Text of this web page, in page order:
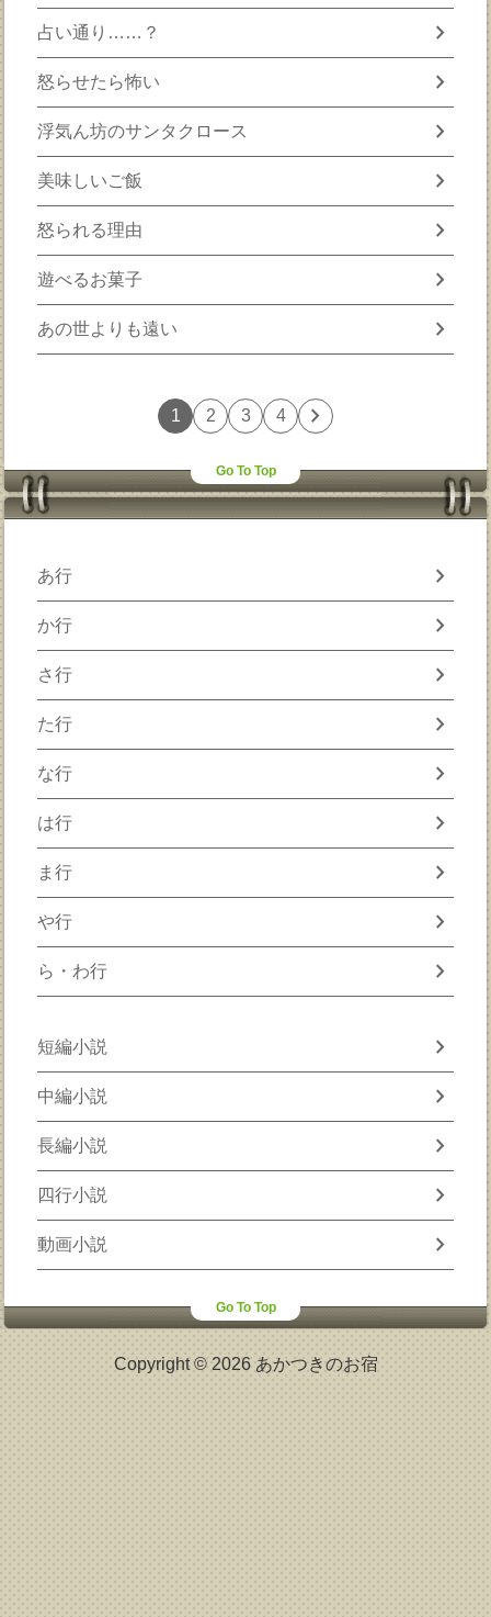
占い通り……？ chevron_right
怒らせたら怖い chevron_right
浮気ん坊のサンタクロース chevron_right
美味しいご飯 chevron_right
怒られる理由 chevron_right
遊べるお菓子 chevron_right
あの世よりも遠い chevron_right
1 2 3 4 chevron_right
Go To Top
あ行 chevron_right
か行 chevron_right
さ行 chevron_right
た行 chevron_right
な行 chevron_right
は行 chevron_right
ま行 chevron_right
や行 chevron_right
ら・わ行 chevron_right
短編小説 chevron_right
中編小説 chevron_right
長編小説 chevron_right
四行小説 chevron_right
動画小説 chevron_right
Go To Top
Copyright © 2026 あかつきのお宿